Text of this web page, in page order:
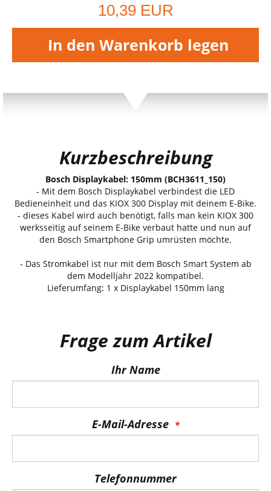
10,39 EUR
In den Warenkorb legen
Kurzbeschreibung
Bosch Displaykabel: 150mm (BCH3611_150)
- Mit dem Bosch Displaykabel verbindest die LED
Bedieneinheit und das KIOX 300 Display mit deinem E-Bike.
- dieses Kabel wird auch benötigt, falls man kein KIOX 300
werksseitig auf seinem E-Bike verbaut hatte und nun auf
den Bosch Smartphone Grip umrüsten möchte.
- Das Stromkabel ist nur mit dem Bosch Smart System ab
dem Modelljahr 2022 kompatibel.
Lieferumfang: 1 x Displaykabel 150mm lang
Frage zum Artikel
Ihr Name
E-Mail-Adresse
Telefonnummer